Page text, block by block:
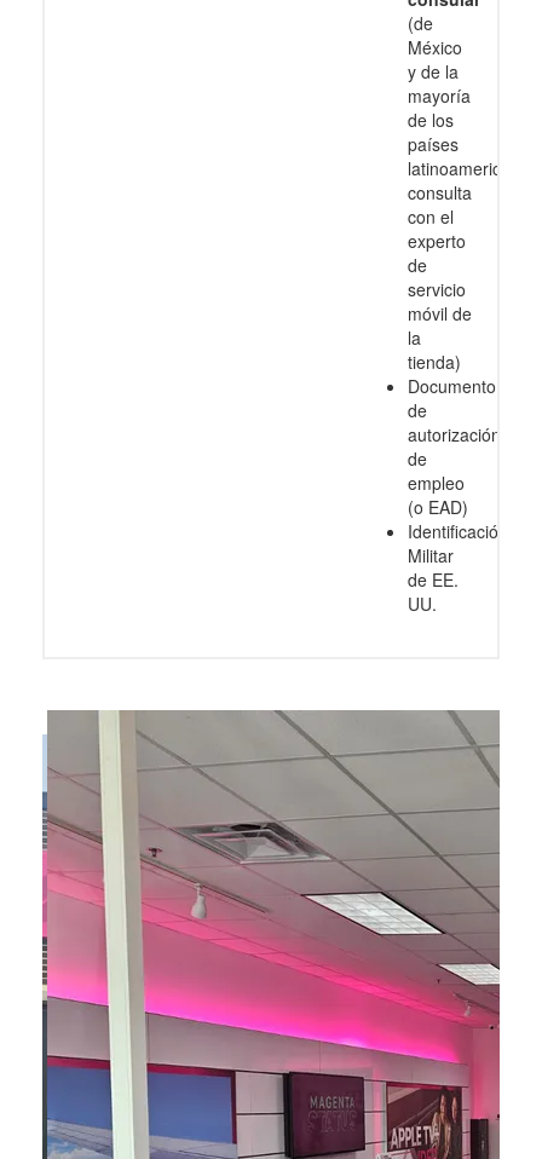
(de
México
y de la
mayoría
de los
países
latinoamericanos,
consulta
con el
experto
de
servicio
móvil de
la
tienda)
Documento
de
autorización
de
empleo
(o EAD)
Identificación
Militar
de EE.
UU.